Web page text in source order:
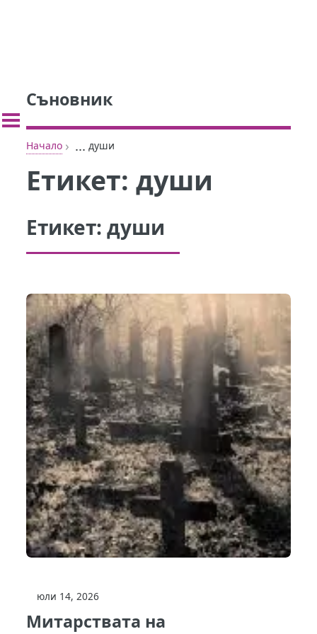
Съновник
Начало › ... души
Етикет:души
Етикет:души
юли 14, 2026
Митарствата на